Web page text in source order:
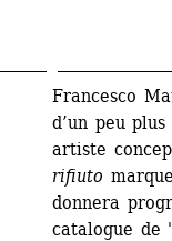
Francesco
d’un peu
artiste
rifiuto
donnera
catalogue de